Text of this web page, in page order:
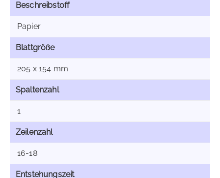
Beschreibstoff
Papier
Blattgröße
205 x 154 mm
Spaltenzahl
1
Zeilenzahl
16-18
Entstehungszeit